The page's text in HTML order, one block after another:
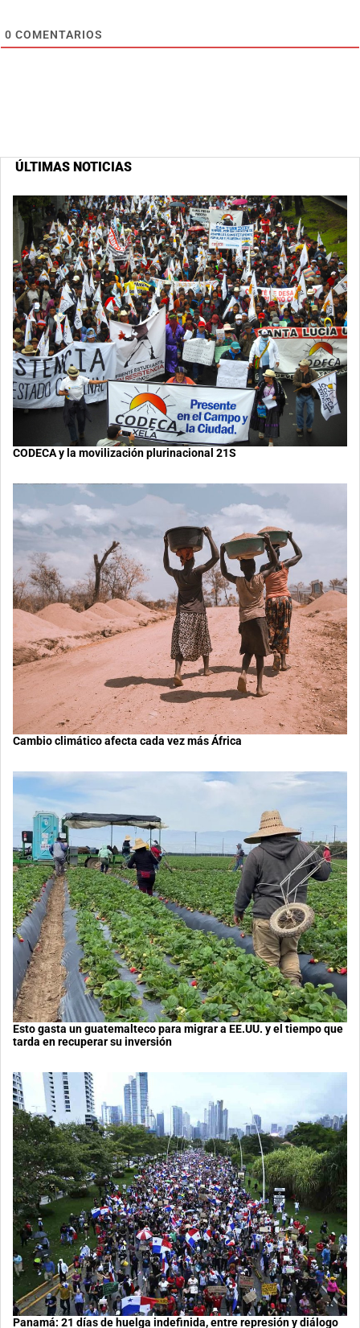
0 COMENTARIOS
ÚLTIMAS NOTICIAS
CODECA y la movilización plurinacional 21S
Cambio climático afecta cada vez más África
Esto gasta un guatemalteco para migrar a EE.UU. y el tiempo que
tarda en recuperar su inversión
Panamá: 21 días de huelga indefinida, entre represión y diálogo